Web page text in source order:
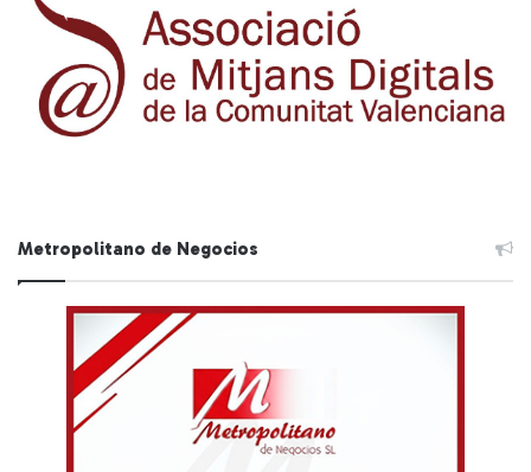
Metropolitano de Negocios